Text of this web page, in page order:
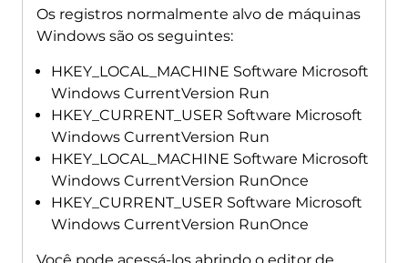
Os registros normalmente alvo de máquinas
Windows são os seguintes:
HKEY_LOCAL_MACHINE Software Microsoft
Windows CurrentVersion Run
HKEY_CURRENT_USER Software Microsoft
Windows CurrentVersion Run
HKEY_LOCAL_MACHINE Software Microsoft
Windows CurrentVersion RunOnce
HKEY_CURRENT_USER Software Microsoft
Windows CurrentVersion RunOnce